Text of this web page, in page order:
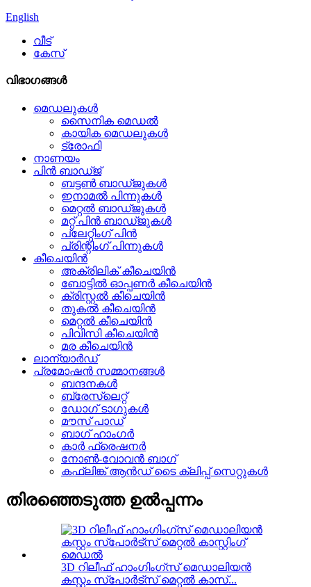
English
വീട്
കേസ്
വിഭാഗങ്ങൾ
മെഡലുകൾ
സൈനിക മെഡൽ
കായിക മെഡലുകൾ
ട്രോഫി
നാണയം
പിൻ ബാഡ്ജ്
ബട്ടൺ ബാഡ്ജുകൾ
ഇനാമൽ പിന്നുകൾ
മെറ്റൽ ബാഡ്ജുകൾ
മറ്റ് പിൻ ബാഡ്ജുകൾ
പ്ലേറ്റിംഗ് പിൻ
പ്രിന്റിംഗ് പിന്നുകൾ
കീചെയിൻ
അക്രിലിക് കീചെയിൻ
ബോട്ടിൽ ഓപ്പണർ കീചെയിൻ
ക്രിസ്റ്റൽ കീചെയിൻ
തുകൽ കീചെയിൻ
മെറ്റൽ കീചെയിൻ
പിവിസി കീചെയിൻ
മര കീചെയിൻ
ലാന്യാർഡ്
പ്രമോഷൻ സമ്മാനങ്ങൾ
ബന്ദനകൾ
ബ്രേസ്ലെറ്റ്
ഡോഗ് ടാഗുകൾ
മൗസ് പാഡ്
ബാഗ് ഹാംഗർ
കാർ ഫ്രെഷനർ
നോൺ-വോവൻ ബാഗ്
കഫ്ലിങ്ക് ആൻഡ് ടൈ ക്ലിപ്പ് സെറ്റുകൾ
തിരഞ്ഞെടുത്ത ഉൽപ്പന്നം
3D റിലീഫ് ഹാംഗിംഗ്സ് മെഡാലിയൻ
കസ്റ്റം സ്പോർട്സ് മെറ്റൽ കാസ്...